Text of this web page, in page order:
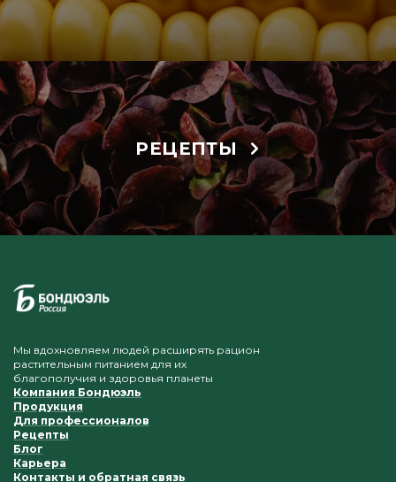
РЕЦЕПТЫ
Мы вдохновляем людей расширять рацион
растительным питанием для их
благополучия и здоровья планеты
Компания Бондюэль
Продукция
Для профессионалов
Рецепты
Блог
Карьера
Контакты и обратная связь